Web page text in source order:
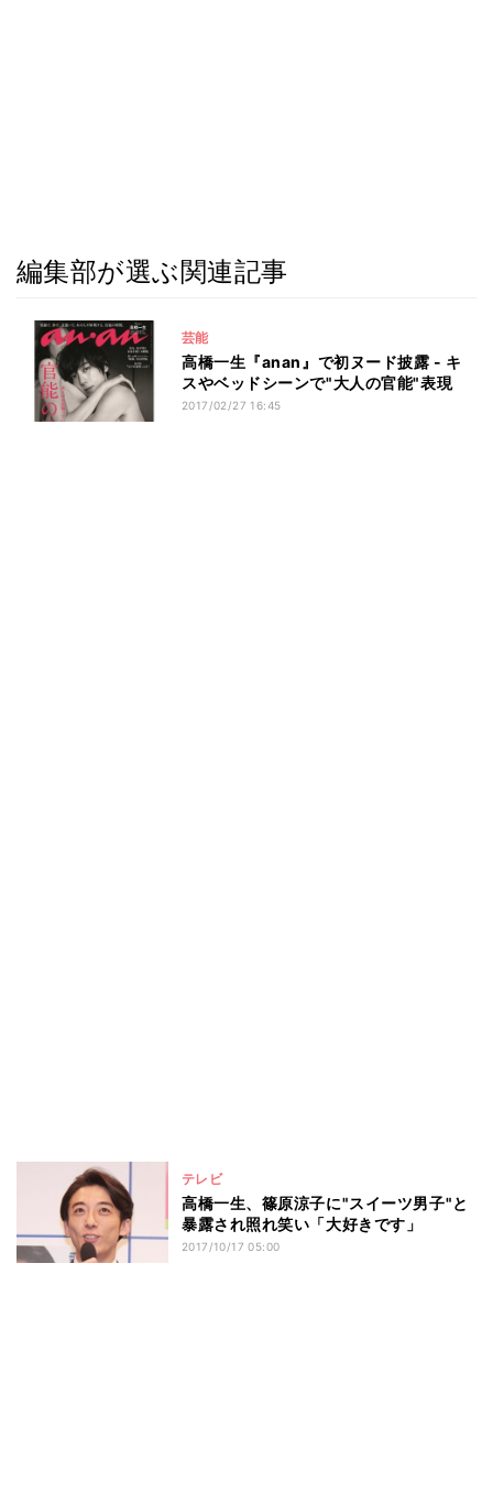
編集部が選ぶ関連記事
芸能
高橋一生『anan』で初ヌード披露 - キ
スやベッドシーンで"大人の官能"表現
2017/02/27 16:45
テレビ
高橋一生、篠原涼子に"スイーツ男子"と
暴露され照れ笑い「大好きです」
2017/10/17 05:00